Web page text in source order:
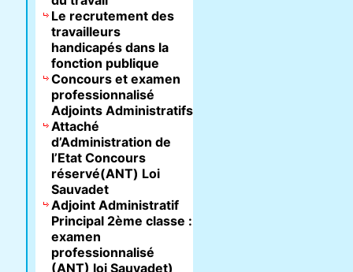
Le recrutement des
travailleurs
handicapés dans la
fonction publique
Concours et examen
professionnalisé
Adjoints Administratifs
Attaché
d’Administration de
l’Etat Concours
réservé(ANT) Loi
Sauvadet
Adjoint Administratif
Principal 2ème classe :
examen
professionnalisé
(ANT) loi Sauvadet)